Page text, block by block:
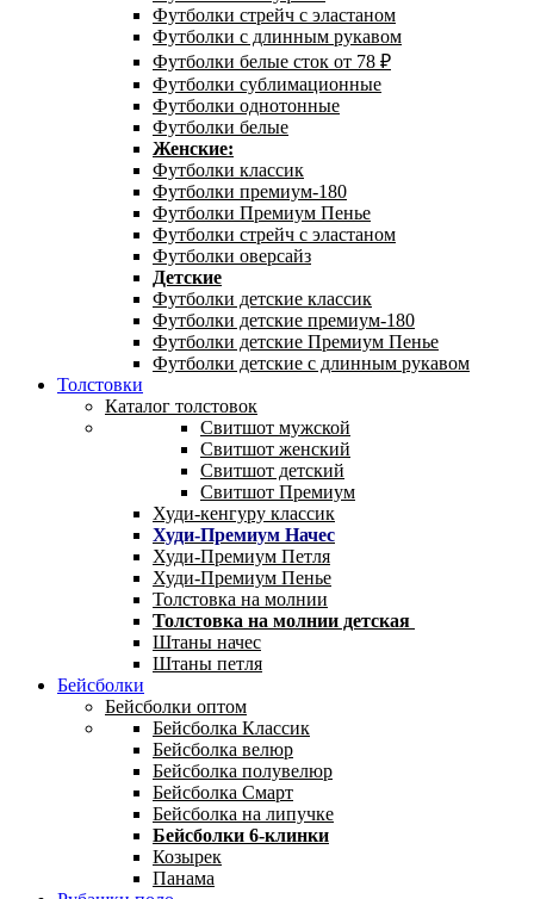
Футболки стрейч с эластаном
Футболки с длинным рукавом
Футболки белые сток от 78 ₽
Футболки сублимационные
Футболки однотонные
Футболки белые
Женские:
Футболки классик
Футболки премиум-180
Футболки Премиум Пенье
Футболки стрейч с эластаном
Футболки оверсайз
Детские
Футболки детские классик
Футболки детские премиум-180
Футболки детские Премиум Пенье
Футболки детские с длинным рукавом
Толстовки
Каталог толстовок
Свитшот мужской
Свитшот женский
Свитшот детский
Свитшот Премиум
Худи-кенгуру классик
Худи-Премиум Начес
Худи-Премиум Петля
Худи-Премиум Пенье
Толстовка на молнии
Толстовка на молнии детская
Штаны начес
Штаны петля
Бейсболки
Бейсболки оптом
Бейсболка Классик
Бейсболка велюр
Бейсболка полувелюр
Бейсболка Смарт
Бейсболка на липучке
Бейсболки 6-клинки
Козырек
Панама